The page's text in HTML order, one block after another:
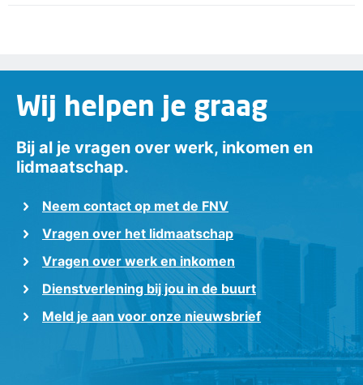
Wij helpen je graag
Bij al je vragen over werk, inkomen en
lidmaatschap.
Neem contact op met de FNV
Vragen over het lidmaatschap
Vragen over werk en inkomen
Dienstverlening bij jou in de buurt
Meld je aan voor onze nieuwsbrief